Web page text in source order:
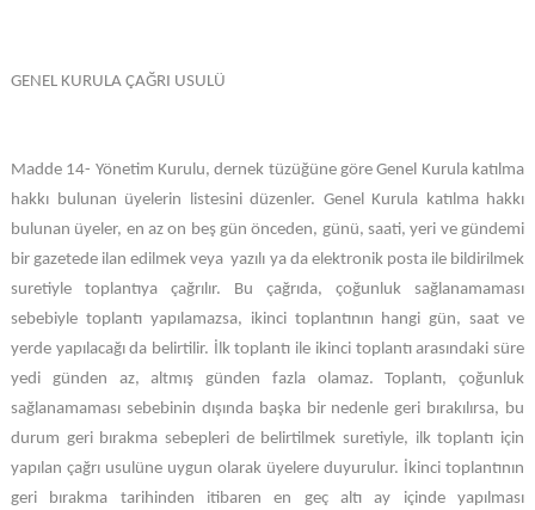
GENEL KURULA ÇAĞRI USULÜ
Madde 14- Yönetim Kurulu, dernek tüzüğüne göre Genel Kurula katılma
hakkı bulunan üyelerin listesini düzenler. Genel Kurula katılma hakkı
bulunan üyeler, en az on beş gün önceden, günü, saati, yeri ve gündemi
bir gazetede ilan edilmek veya yazılı ya da elektronik posta ile bildirilmek
suretiyle toplantıya çağrılır. Bu çağrıda, çoğunluk sağlanamaması
sebebiyle toplantı yapılamazsa, ikinci toplantının hangi gün, saat ve
yerde yapılacağı da belirtilir. İlk toplantı ile ikinci toplantı arasındaki süre
yedi günden az, altmış günden fazla olamaz. Toplantı, çoğunluk
sağlanamaması sebebinin dışında başka bir nedenle geri bırakılırsa, bu
durum geri bırakma sebepleri de belirtilmek suretiyle, ilk toplantı için
yapılan çağrı usulüne uygun olarak üyelere duyurulur. İkinci toplantının
geri bırakma tarihinden itibaren en geç altı ay içinde yapılması